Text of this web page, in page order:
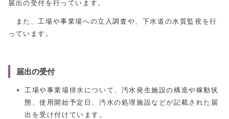
届出の受付を行っています。
また、工場や事業場への立入調査や、下水道の水質監視を行
っています。
届出の受付
工場や事業場排水について、汚水発生施設の構造や稼動状
態、使用開始予定日、汚水の処理施設などが記載された届
出を受け付けています。